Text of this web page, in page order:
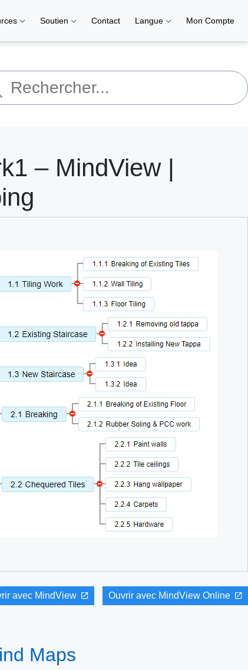
Soutien Contact Langue Mon Compte
– MindView |
avec MindView Ouvrir avec MindView Online
Maps